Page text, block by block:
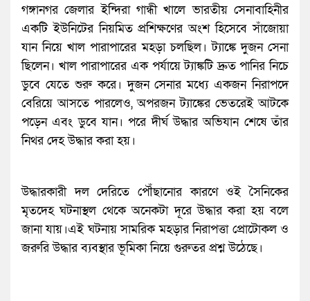
গঙ্গানগর জেলার ইন্দিরা গান্ধী খালে ভারতীয় সেনাবাহিনীর
একটি ইউনিটের নিয়মিত প্রশিক্ষণের অংশ হিসেবে সাঁজোয়া
যান নিয়ে খাল পারাপারের মহড়া চলছিল। ট্যাঙ্কে দুজন সেনা
ছিলেন। খাল পারাপারের এক পর্যায়ে ট্যাঙ্কটি দ্রুত পানির নিচে
ডুবে যেতে শুরু করে। দুজন সেনার মধ্যে একজন নিরাপদে
বেরিয়ে আসতে পারলেও, অপরজন ট্যাঙ্কের ভেতরেই আটকে
পড়েন এবং ডুবে যান। পরে দীর্ঘ উদ্ধার অভিযান শেষে তাঁর
নিথর দেহ উদ্ধার করা হয়।
উদ্ধারকারী দল দেরিতে পৌঁছানোর কারণে ওই সৈনিকের
মৃতদেহ ঘটনাস্থল থেকে অনেকটা দূরে উদ্ধার করা হয় বলে
জানা যায়।এই ঘটনায় সামরিক মহড়ার নিরাপত্তা প্রোটোকল ও
জরুরি উদ্ধার ব্যবস্থার ভূমিকা নিয়ে গুরুতর প্রশ্ন উঠেছে।